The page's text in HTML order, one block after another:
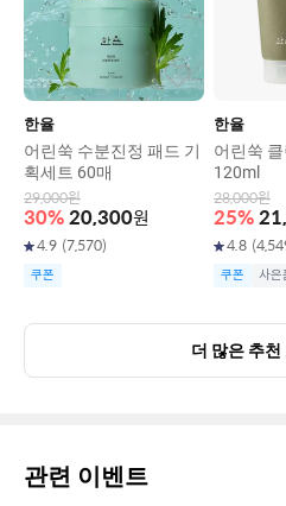
한율
어린쑥 수분진정 패드 기
획세트 60매
29,000원
30% 20,300원
4.9 (7,570)
쿠폰
한율
어린쑥
120ml
28,000원
25%
4.8 (
쿠폰 사은
더 많은 추천
관련 이벤트